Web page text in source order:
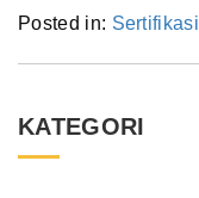
Posted in: Sertifikasi
KATEGORI